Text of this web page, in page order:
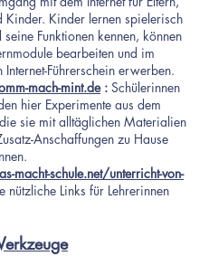
Kinder. Kinder lernen spielerisch
seine Funktionen kennen, können
bearbeiten und im
Internet-Führerschein erwerben.
mach-mint.de: Schülerinnen
hier Experimente aus dem
sie mit alltäglichen Materialien
Anschaffungen zu Hause
macht-schule.net/unterricht-von-
nützliche Links für Lehrerinnen